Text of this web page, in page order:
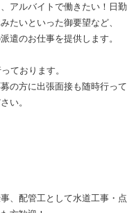
アルバイトで働きたい！日勤
たいといった御要望など、
遣のお仕事を提供します。
ております。
の方に出張面接も随時行って
い。
、配管工として水道工事・点